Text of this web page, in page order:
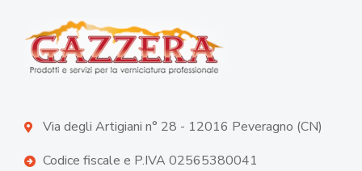
Via degli Artigiani n° 28 - 12016 Peveragno (CN)
Codice fiscale e P.IVA 02565380041